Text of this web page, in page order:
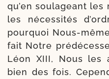
qu’en sou­la­geant
les néces­si­tés
pour­quoi Nous-​
fait Notre
Léon XIII, Nous les
bien des fois.